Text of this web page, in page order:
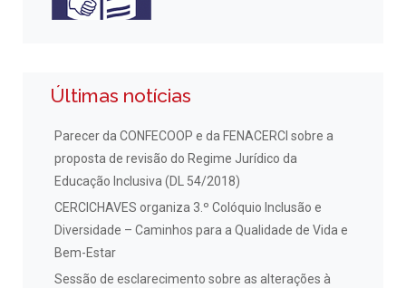
Últimas notícias
Parecer da CONFECOOP e da FENACERCI sobre a
proposta de revisão do Regime Jurídico da
Educação Inclusiva (DL 54/2018)
CERCICHAVES organiza 3.º Colóquio Inclusão e
Diversidade – Caminhos para a Qualidade de Vida e
Bem-Estar
Sessão de esclarecimento sobre as alterações à